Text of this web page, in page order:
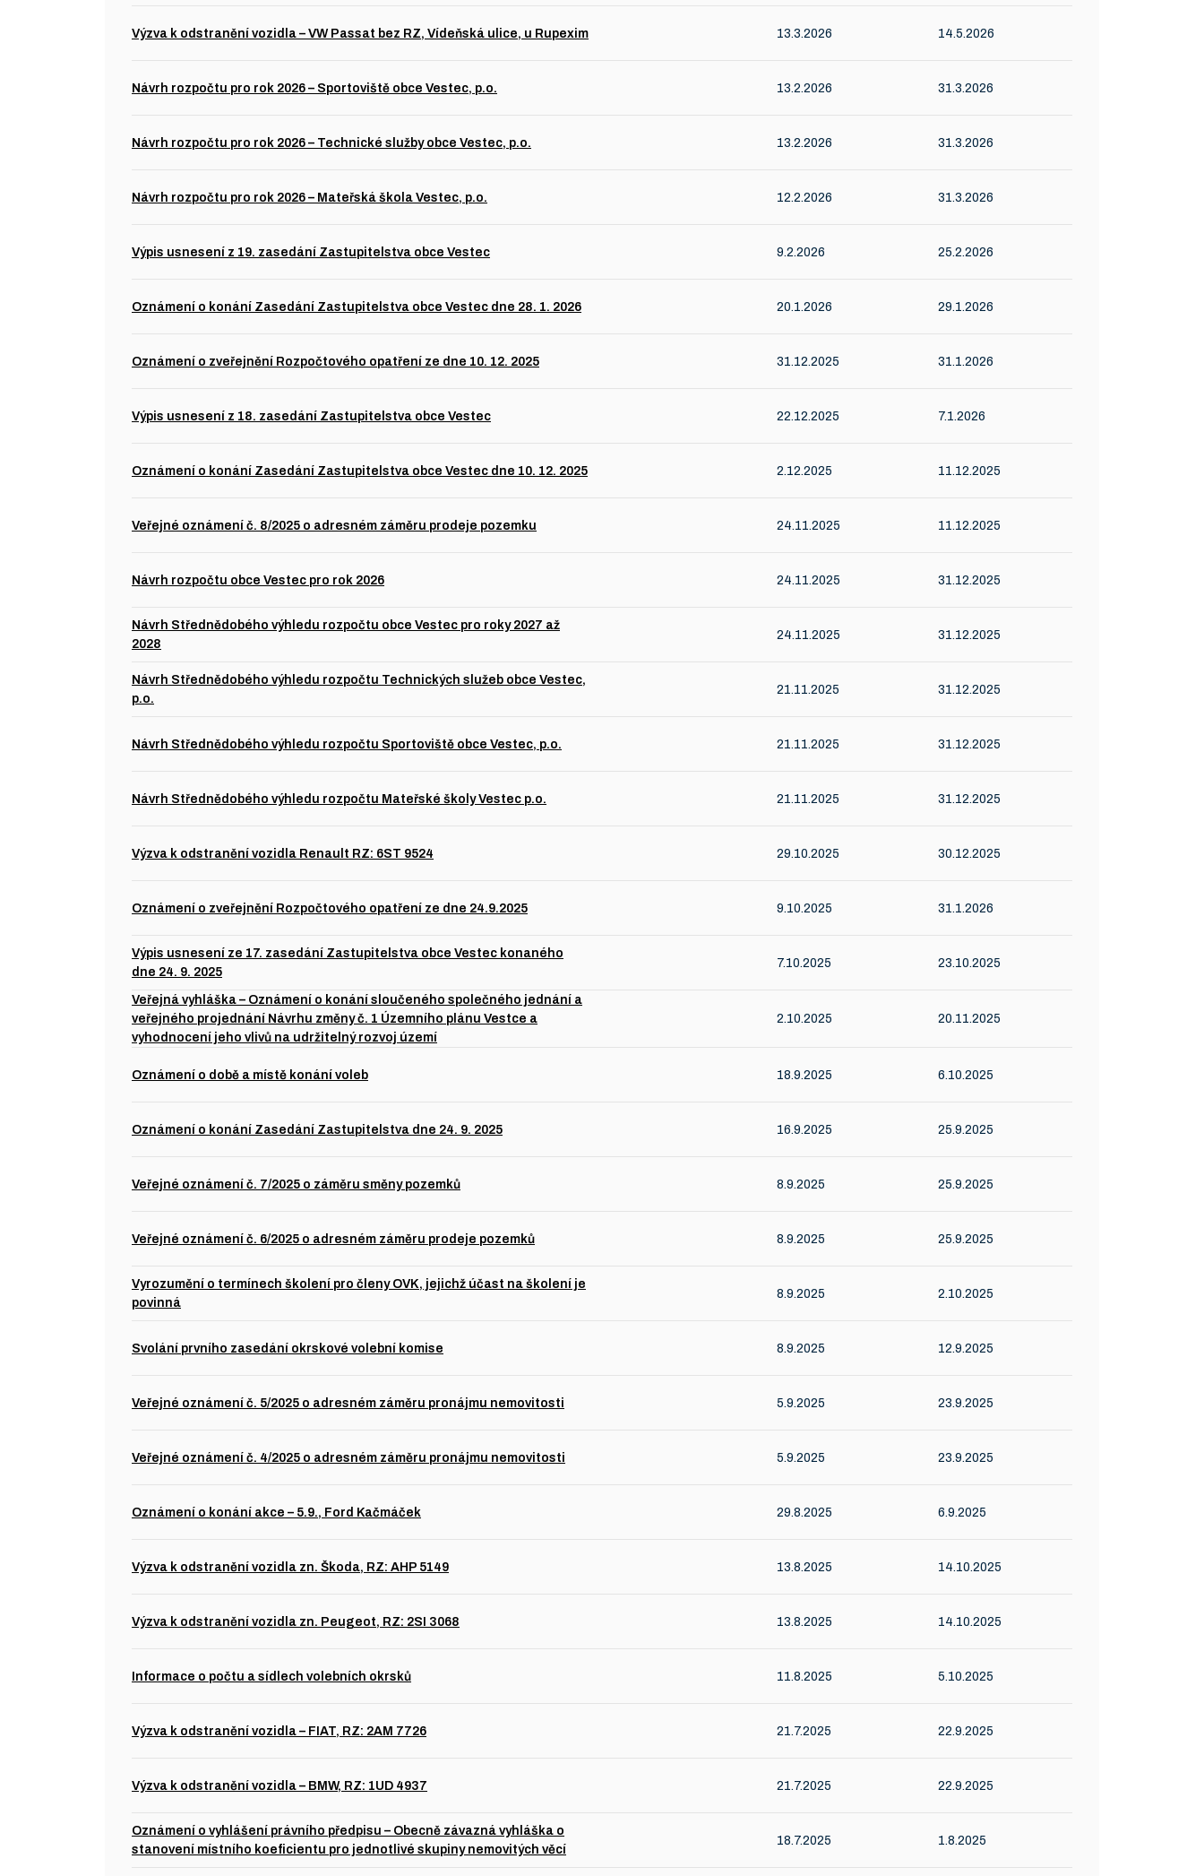
Výzva k odstranění vozidla – VW Passat bez RZ, Vídeňská ulice, u Rupexim 13.3.2026 14.5.2026
Návrh rozpočtu pro rok 2026 – Sportoviště obce Vestec, p.o. 13.2.2026 31.3.2026
Návrh rozpočtu pro rok 2026 – Technické služby obce Vestec, p.o. 13.2.2026 31.3.2026
Návrh rozpočtu pro rok 2026 – Mateřská škola Vestec, p.o. 12.2.2026 31.3.2026
Výpis usnesení z 19. zasedání Zastupitelstva obce Vestec 9.2.2026 25.2.2026
Oznámení o konání Zasedání Zastupitelstva obce Vestec dne 28. 1. 2026 20.1.2026 29.1.2026
Oznámení o zveřejnění Rozpočtového opatření ze dne 10. 12. 2025 31.12.2025 31.1.2026
Výpis usnesení z 18. zasedání Zastupitelstva obce Vestec 22.12.2025 7.1.2026
Oznámení o konání Zasedání Zastupitelstva obce Vestec dne 10. 12. 2025 2.12.2025 11.12.2025
Veřejné oznámení č. 8/2025 o adresném záměru prodeje pozemku 24.11.2025 11.12.2025
Návrh rozpočtu obce Vestec pro rok 2026 24.11.2025 31.12.2025
Návrh Střednědobého výhledu rozpočtu obce Vestec pro roky 2027 až
2028
24.11.2025 31.12.2025
Návrh Střednědobého výhledu rozpočtu Technických služeb obce Vestec,
p.o.
21.11.2025 31.12.2025
Návrh Střednědobého výhledu rozpočtu Sportoviště obce Vestec, p.o. 21.11.2025 31.12.2025
Návrh Střednědobého výhledu rozpočtu Mateřské školy Vestec p.o. 21.11.2025 31.12.2025
Výzva k odstranění vozidla Renault RZ: 6ST 9524 29.10.2025 30.12.2025
Oznámení o zveřejnění Rozpočtového opatření ze dne 24.9.2025 9.10.2025 31.1.2026
Výpis usnesení ze 17. zasedání Zastupitelstva obce Vestec konaného
dne 24. 9. 2025
7.10.2025 23.10.2025
Veřejná vyhláška – Oznámení o konání sloučeného společného jednání a
veřejného projednání Návrhu změny č. 1 Územního plánu Vestce a
vyhodnocení jeho vlivů na udržitelný rozvoj území
2.10.2025 20.11.2025
Oznámení o době a místě konání voleb 18.9.2025 6.10.2025
Oznámení o konání Zasedání Zastupitelstva dne 24. 9. 2025 16.9.2025 25.9.2025
Veřejné oznámení č. 7/2025 o záměru směny pozemků 8.9.2025 25.9.2025
Veřejné oznámení č. 6/2025 o adresném záměru prodeje pozemků 8.9.2025 25.9.2025
Vyrozumění o termínech školení pro členy OVK, jejichž účast na školení je
povinná
8.9.2025 2.10.2025
Svolání prvního zasedání okrskové volební komise 8.9.2025 12.9.2025
Veřejné oznámení č. 5/2025 o adresném záměru pronájmu nemovitosti 5.9.2025 23.9.2025
Veřejné oznámení č. 4/2025 o adresném záměru pronájmu nemovitosti 5.9.2025 23.9.2025
Oznámení o konání akce – 5.9., Ford Kačmáček 29.8.2025 6.9.2025
Výzva k odstranění vozidla zn. Škoda, RZ: AHP 5149 13.8.2025 14.10.2025
Výzva k odstranění vozidla zn. Peugeot, RZ: 2SI 3068 13.8.2025 14.10.2025
Informace o počtu a sídlech volebních okrsků 11.8.2025 5.10.2025
Výzva k odstranění vozidla – FIAT, RZ: 2AM 7726 21.7.2025 22.9.2025
Výzva k odstranění vozidla – BMW, RZ: 1UD 4937 21.7.2025 22.9.2025
Oznámení o vyhlášení právního předpisu – Obecně závazná vyhláška o
stanovení místního koeficientu pro jednotlivé skupiny nemovitých věcí
18.7.2025 1.8.2025